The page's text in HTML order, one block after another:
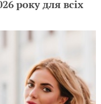
року для всіх